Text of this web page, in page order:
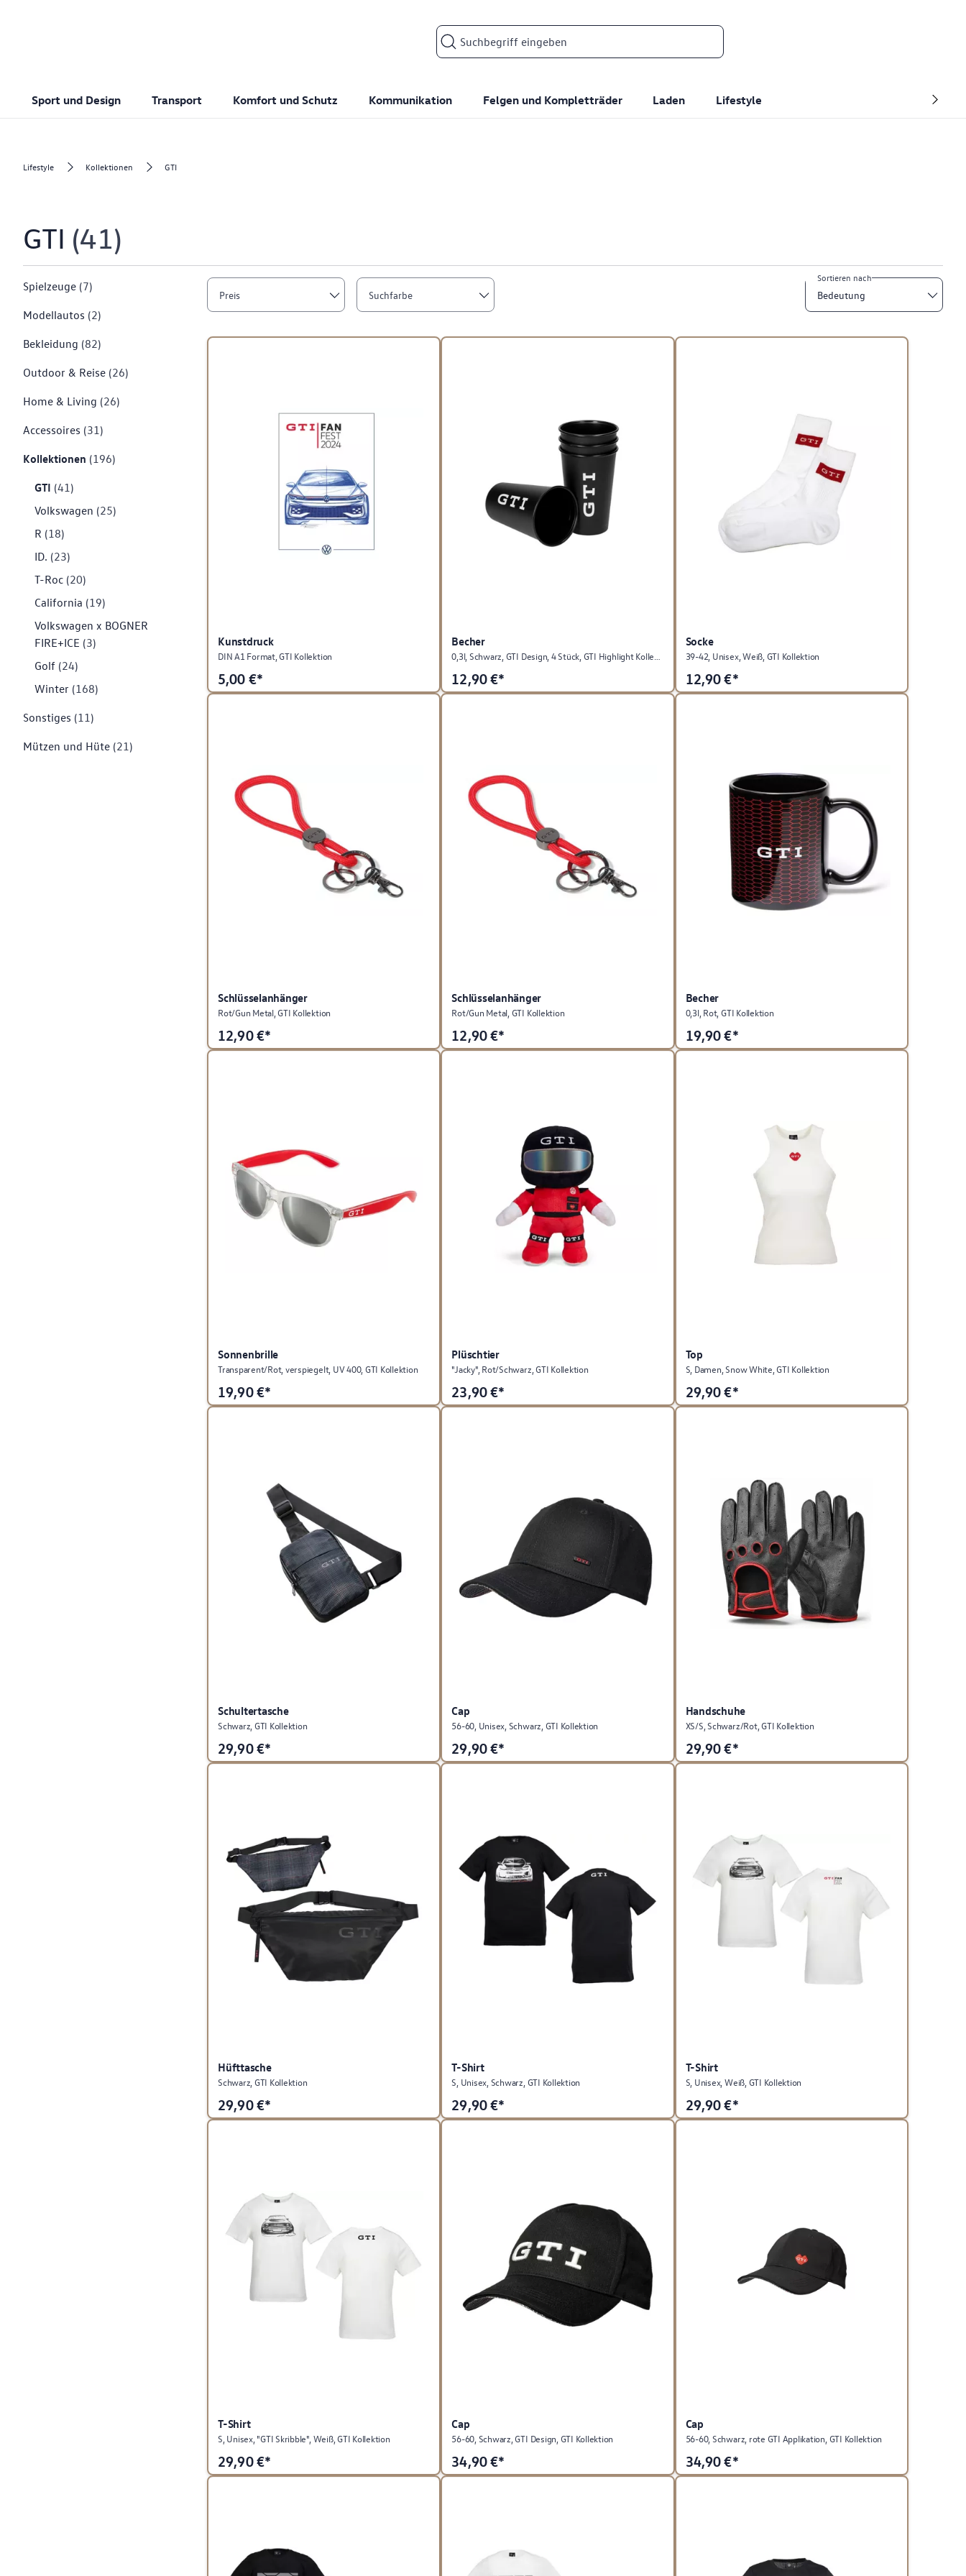
Suchfeld
Sport und Design Transport Komfort und Schutz Kommunikation Felgen und Kompletträder Laden Lifestyle
Lifestyle Kollektionen GTI
GTI 41
Spielzeuge (7)
Modellautos (2)
Bekleidung (82)
Outdoor & Reise (26)
Home & Living (26)
Accessoires (31)
Kollektionen (196)
GTI (41)
Volkswagen (25)
R (18)
ID. (23)
T-Roc (20)
California (19)
Volkswagen x BOGNER
FIRE+ICE (3)
Golf (24)
Winter (168)
Sonstiges (11)
Mützen und Hüte (21)
Preis Suchfarbe
Sortieren nach
Bedeutung
Kunstdruck
DIN A1 Format, GTI Kollektion
5,00 €*
Becher
12,90€*
Socke
39-42, Unisex, Weiß, GTI Kollektion
12,90€*
Schlüsselanhänger
Rot/Gun Metal, GTI Kollektion
12,90€*
Schlüsselanhänger
Rot/Gun Metal, GTI Kollektion
12,90€*
Becher
0,3l, Rot, GTI Kollektion
19,90€*
Sonnenbrille
Transparent/Rot, verspiegelt, UV 400, GTI Kollektion
19,90€*
Plüschtier
"Jacky", Rot/Schwarz, GTI Kollektion
23,90€*
Top
S, Damen, Snow White, GTI Kollektion
29,90€*
Schultertasche
Schwarz, GTI Kollektion
29,90€*
Cap
56-60, Unisex, Schwarz, GTI Kollektion
29,90€*
Handschuhe
XS/S, Schwarz/Rot, GTI Kollektion
29,90€*
Hüfttasche
Schwarz, GTI Kollektion
29,90€*
T-Shirt
S, Unisex, Schwarz, GTI Kollektion
29,90€*
T-Shirt
S, Unisex, Weiß, GTI Kollektion
29,90€*
T-Shirt
S, Unisex, "GTI Skribble", Weiß, GTI Kollektion
29,90€*
Cap
56-60, Schwarz, GTI Design, GTI Kollektion
34,90€*
Cap
56-60, Schwarz, rote GTI Applikation, GTI Kollektion
34,90€*